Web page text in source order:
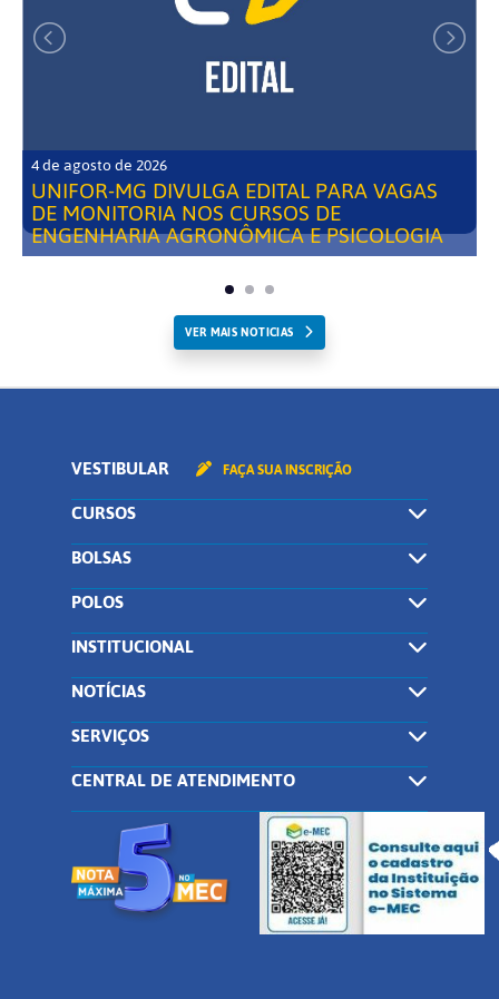
4 de agosto de 2026
UNIFOR-MG DIVULGA EDITAL PARA VAGAS
DE MONITORIA NOS CURSOS DE
ENGENHARIA AGRONÔMICA E PSICOLOGIA
VER MAIS NOTICIAS
VESTIBULAR FAÇA SUA INSCRIÇÃO
CURSOS
BOLSAS
POLOS
INSTITUCIONAL
NOTÍCIAS
SERVIÇOS
CENTRAL DE ATENDIMENTO